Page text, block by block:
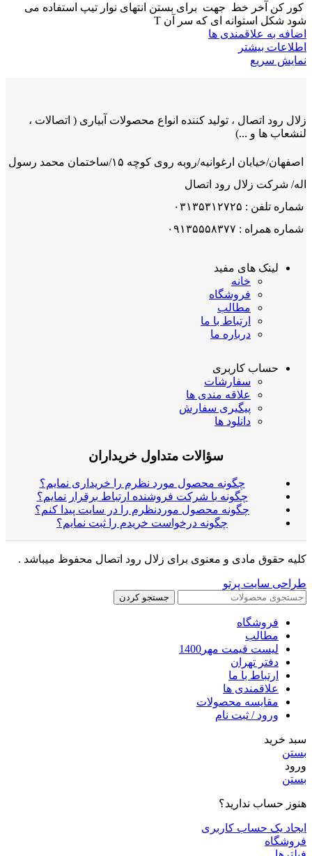
کور کن آخر خط جهت برای بستن انتهای نوار تیپ استفاده می
شود شکل استوانه ای که سر آن T
اضافه به علاقمندی ها
اطلاعات بیشتر
نمایش سریع
زلال رود اتصال ، تولید کننده انواع محصولات آبیاری ( اتصالات ،
لنشعاب ها و ...)
اصفهان/خیابان ارغوانیه/روبه روی کوچه ۱۵/ساختمان محمد رسول
اله/ شرکت زلال رود اتصال
شماره تلفن : ۰۳۱۳۵۳۱۲۷۲۵
شماره همراه : ۰۹۱۳۵۵۵۸۳۷۷
لینک های مفید
خانه
فروشگاه
مطالب
ارتباط با ما
درباره ما
حساب کاربری
سفارشات
علاقه مندی ها
پیگیری سفارش
دانلود ها
سؤالات متداول خریداران
چگونه محصول مورد نظرم را خریداری نمایم؟
چگونه با شرکت فروشنده ارتباط برقرار نمایم؟
چگونه محصول موردنظرم را در سایت پیدا کنم؟
چگونه درخواست خریدم را ثبت نمایم؟
کلیه حقوق مادی و معنوی برای زلال رود اتصال محفوظ میباشد .
طراحی سایت پرتو
جستجو کردن
فروشگاه
مطالب
لیست قیمت مهر1400
دفتر تهران
ارتباط با ما
علاقمندی ها
مقایسه محصولات
ورود / ثبت نام
سبد خرید
بستن
ورود
بستن
هنوز حساب ندارید؟
ایجاد یک حساب کاربری
فروشگاه